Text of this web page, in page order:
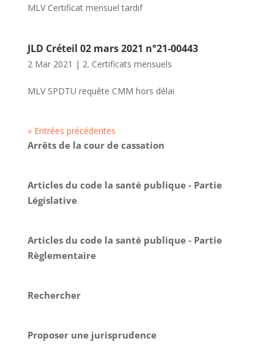
MLV Certificat mensuel tardif
JLD Créteil 02 mars 2021 n°21-00443
2 Mar 2021 | 2. Certificats mensuels
MLV SPDTU requête CMM hors délai
« Entrées précédentes
Arrêts de la cour de cassation
Articles du code la santé publique - Partie
Législative
Articles du code la santé publique - Partie
Règlementaire
Rechercher
Proposer une jurisprudence